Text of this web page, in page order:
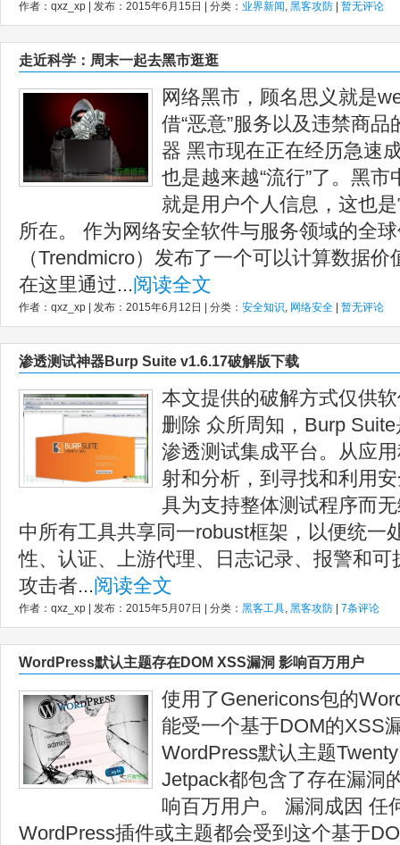
作者：qxz_xp | 发布：2015年6月15日 | 分类： 业界新闻, 黑客攻防 暂无评论
走近科学：周末一起去黑市逛逛
网络黑市，顾名思义就是
借“恶意”服务以及违禁商
器 黑市现在正在经历急速
也是越来越“流行”了。黑
就是用户个人信息，这也
所在。 作为网络安全软件与服务领域的全
（Trendmicro）发布了一个可以计算数据
在这里通过...阅读全文
作者：qxz_xp | 发布：2015年6月12日 | 分类： 安全知识, 网络安全 暂无评论
渗透测试神器Burp Suite v1.6.17破解版下载
本文提供的破解方式仅供
删除 众所周知，Burp
渗透测试集成平台。从应
射和分析，到寻找和利用
具为支持整体测试程序而
中所有工具共享同一robust框架，以便统一
性、认证、上游代理、日志记录、报警和
攻击者...阅读全文
作者：qxz_xp | 发布：2015年5月07日 | 分类： 黑客工具, 黑客攻防 7条评论
WordPress默认主题存在DOM XSS漏洞 影响百万用户
使用了Genericons包的
能受一个基于DOM的XSS
WordPress默认主题
Jetpack都包含了存在漏洞
响百万用户。 漏洞成因 任
WordPress插件或主题都会受到这个基于